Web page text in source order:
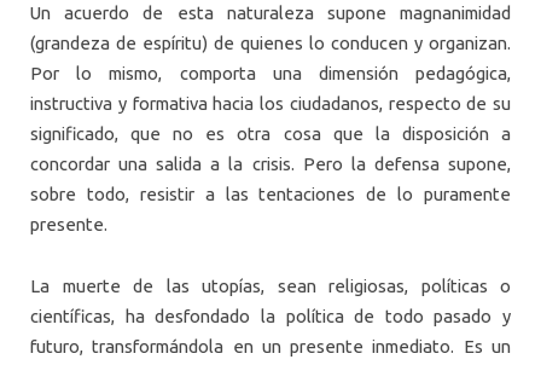
Un acuerdo de esta naturaleza supone magnanimidad
(grandeza de espíritu) de quienes lo conducen y organizan.
Por lo mismo, comporta una dimensión pedagógica,
instructiva y formativa hacia los ciudadanos, respecto de su
significado, que no es otra cosa que la disposición a
concordar una salida a la crisis. Pero la defensa supone,
sobre todo, resistir a las tentaciones de lo puramente
presente.
La muerte de las utopías, sean religiosas, políticas o
científicas, ha desfondado la política de todo pasado y
futuro, transformándola en un presente inmediato. Es un